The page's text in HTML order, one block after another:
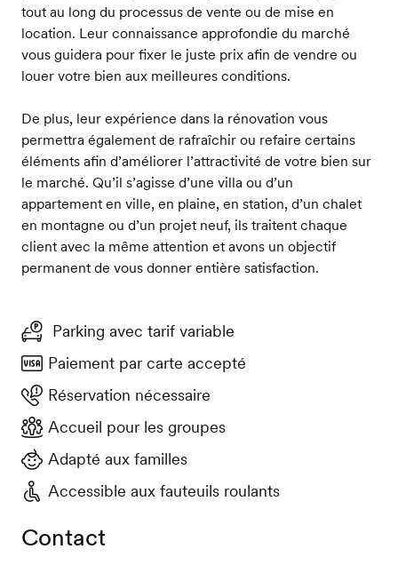
tout au long du processus de vente ou de mise en
location. Leur connaissance approfondie du marché
vous guidera pour fixer le juste prix afin de vendre ou
louer votre bien aux meilleures conditions.
De plus, leur expérience dans la rénovation vous
permettra également de rafraîchir ou refaire certains
éléments afin d’améliorer l’attractivité de votre bien sur
le marché. Qu’il s’agisse d’une villa ou d’un
appartement en ville, en plaine, en station, d’un chalet
en montagne ou d’un projet neuf, ils traitent chaque
client avec la même attention et avons un objectif
permanent de vous donner entière satisfaction.
Parking avec tarif variable
Paiement par carte accepté
Réservation nécessaire
Accueil pour les groupes
Adapté aux familles
Accessible aux fauteuils roulants
Contact